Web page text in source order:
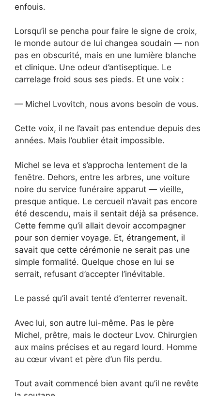
enfouis.
Lorsqu’il se pencha pour faire le signe de croix,
le monde autour de lui changea soudain — non
pas en obscurité, mais en une lumière blanche
et clinique. Une odeur d’antiseptique. Le
carrelage froid sous ses pieds. Et une voix :
— Michel Lvovitch, nous avons besoin de vous.
Cette voix, il ne l’avait pas entendue depuis des
années. Mais l’oublier était impossible.
Michel se leva et s’approcha lentement de la
fenêtre. Dehors, entre les arbres, une voiture
noire du service funéraire apparut — vieille,
presque antique. Le cercueil n’avait pas encore
été descendu, mais il sentait déjà sa présence.
Cette femme qu’il allait devoir accompagner
pour son dernier voyage. Et, étrangement, il
savait que cette cérémonie ne serait pas une
simple formalité. Quelque chose en lui se
serrait, refusant d’accepter l’inévitable.
Le passé qu’il avait tenté d’enterrer revenait.
Avec lui, son autre lui-même. Pas le père
Michel, prêtre, mais le docteur Lvov. Chirurgien
aux mains précises et au regard lourd. Homme
au cœur vivant et père d’un fils perdu.
Tout avait commencé bien avant qu’il ne revête